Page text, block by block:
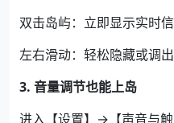
双击岛屿：立即显示实时信
左右滑动：轻松隐藏或调
3. 音量调节也能上岛
进入【设置】→【声音与